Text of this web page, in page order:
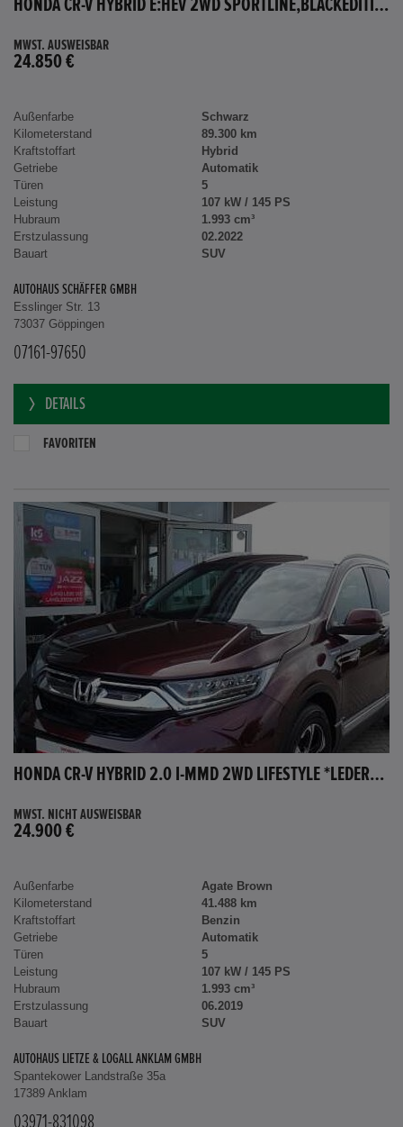
MWST. AUSWEISBAR
Außenfarbe
Schwarz
Kilometerstand
89.300 km
Kraftstoffart
Hybrid
Getriebe
Automatik
Türen
5
Leistung
107 kW / 145 PS
Hubraum
1.993 cm³
Erstzulassung
02.2022
AUTOHAUS SCHÄFFER GMBH
Esslinger Str. 13
73037 Göppingen
DETAILS
MWST. NICHT AUSWEISBAR
Außenfarbe
Agate Brown
Kilometerstand
41.488 km
Kraftstoffart
Benzin
Getriebe
Automatik
Türen
5
Leistung
107 kW / 145 PS
Hubraum
1.993 cm³
Erstzulassung
06.2019
AUTOHAUS LIETZE & LOGALL ANKLAM GMBH
Spantekower Landstraße 35a
17389 Anklam